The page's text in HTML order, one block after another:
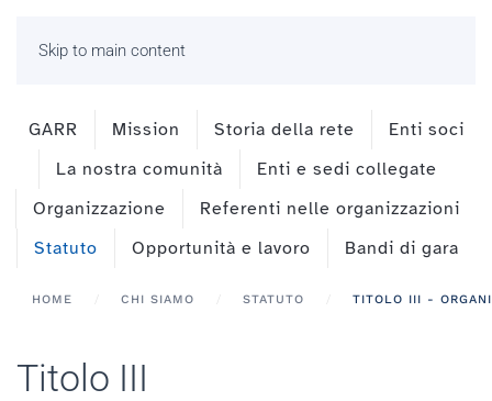
Skip to main content
GARR Mission Storia della rete
Enti soci
La nostra comunità
Enti e sedi collegate
Organizzazione
Referenti nelle organizzazioni
Statuto
Opportunità e lavoro Bandi di gara
HOME CHI SIAMO STATUTO TITOLO III - ORGANI
Titolo III